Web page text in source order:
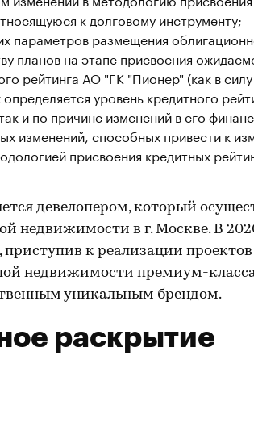
к долговому инструменту;
параметров размещения
планов на этапе присвоения
рейтинга АО "ГК "Пионер" (как в
уровень кредитного
и по причине изменений в его
изменений, способных привести к
присвоения кредитных
девелопером, который
недвижимости в г. Москве. В
к реализации
недвижимости премиум-
уникальным брендом.
раскрытие